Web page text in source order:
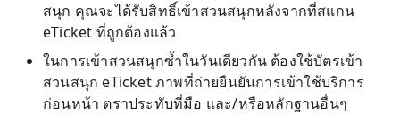
สนุก คุณจะได้รับสิทธิ์เข้าสวนสนุกหลังจากที่สแกน
eTicket ที่ถูกต้องแล้ว
ในการเข้าสวนสนุกซ้ำในวันเดียวกัน ต้องใช้บัตรเข้า
สวนสนุก eTicket ภาพที่ถ่ายยืนยันการเข้าใช้บริการ
ก่อนหน้า ตราประทับที่มือ และ/หรือหลักฐานอื่นๆ